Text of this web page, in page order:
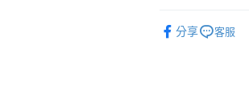
無法說明評估內容。
２．便利：只要手
３．安心：先確認
運送方式
分享
客服